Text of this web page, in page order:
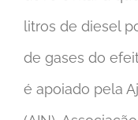
litros de diesel
de gases do
é apoiado pela